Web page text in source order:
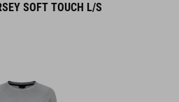
SOFT TOUCH L/S